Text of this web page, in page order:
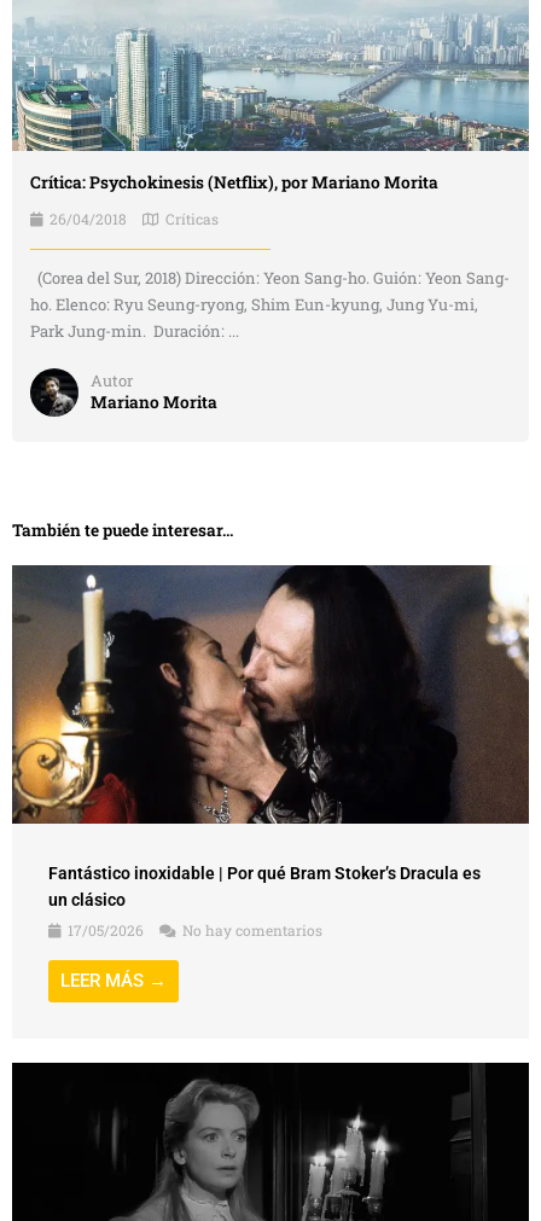
Crítica: Psychokinesis (Netflix), por Mariano Morita
26/04/2018 Críticas
(Corea del Sur, 2018) Dirección: Yeon Sang-ho. Guión: Yeon Sang-
ho. Elenco: Ryu Seung-ryong, Shim Eun-kyung, Jung Yu-mi,
Park Jung-min. Duración: ...
Autor
Mariano Morita
También te puede interesar...
Fantástico inoxidable | Por qué Bram Stoker’s Dracula es
un clásico
17/05/2026
No hay comentarios
LEER MÁS →